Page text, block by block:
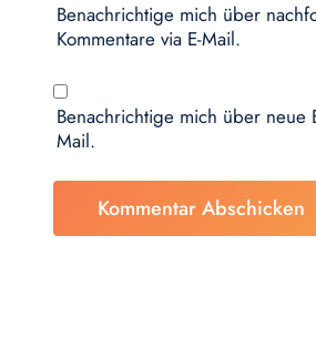
Benachrichtige mich über
Kommentare via E-Mail.
Benachrichtige mich über neue
Mail.